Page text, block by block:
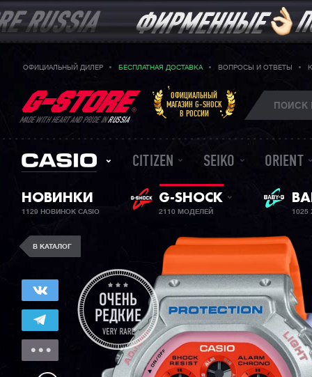
ОФИЦИАЛЬНЫЙ ДИЛЕР БЕСПЛАТНАЯ ДОСТАВКА ВОПРОСЫ И ОТВЕТЫ
MADE WITH HEART AND PRIDE INRUSSIA
ОФИЦИАЛЬНЫЙ
МАГАЗИН G-SHOCK
В РОССИИ
CITIZEN SEIKO ORIENT
НОВИНКИ
1129 НОВИНОК CASIO
G-SHOCK
2110 МОДЕЛЕЙ
В КАТАЛОГ